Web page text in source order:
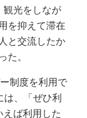
観光をしなが
を抑えて滞在
と交流したか
た。
制度を利用で
、「ぜひ利
えば利用した